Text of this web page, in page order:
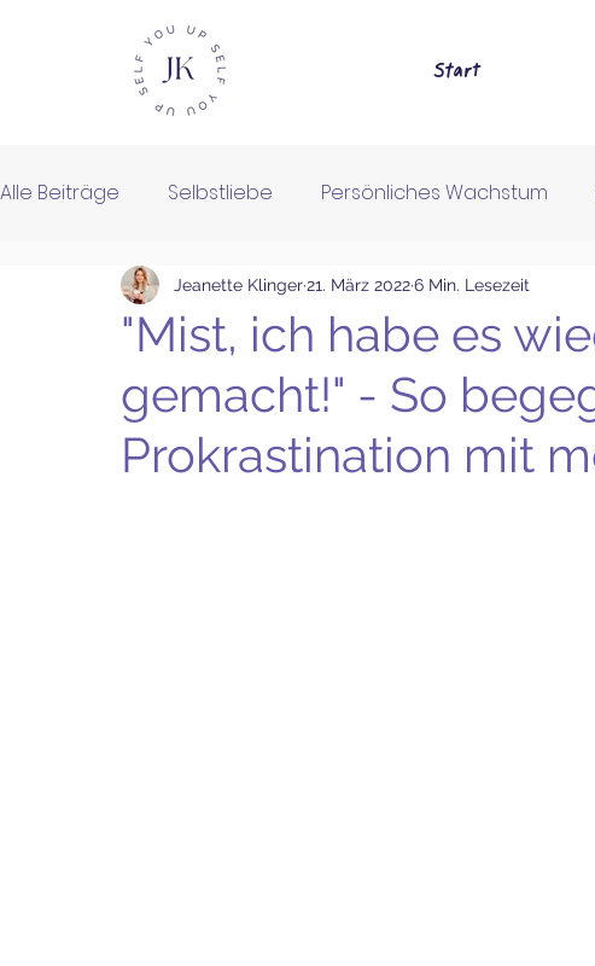
Start
Alle Beiträge Selbstliebe Persönliches Wachstum
Selbstfürsorge Journaling Meditation
"Mist, ich habe es
gemacht!" - So
Prokrastination mit
Jeanette Klinger21. März 20226 Min. Lesezeit